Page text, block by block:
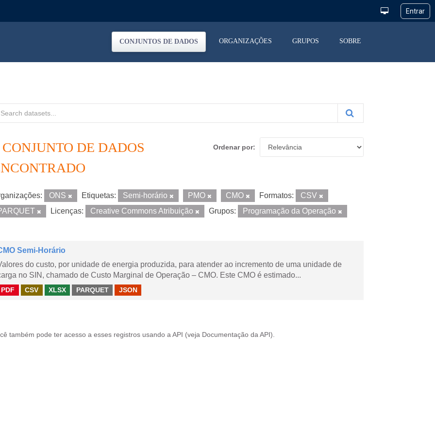
CONJUNTOS DE DADOS ORGANIZAÇÕES GRUPOS SOBRE
Ordenar por
CONJUNTO DE DADOS
ONS Etiquetas: Semi-horário PMO CMO Formatos:
CSV
Licenças: Creative Commons Atribuição Grupos: Programação da Operação
Semi-Horário
do custo, por unidade de energia produzida, para atender ao incremento de uma unidade de
no SIN, chamado de Custo Marginal de Operação – CMO. Este CMO é estimado...
PDF CSV XLSX PARQUET JSON
também pode ter acesso a esses registros usando a API (veja Documentação da API ).